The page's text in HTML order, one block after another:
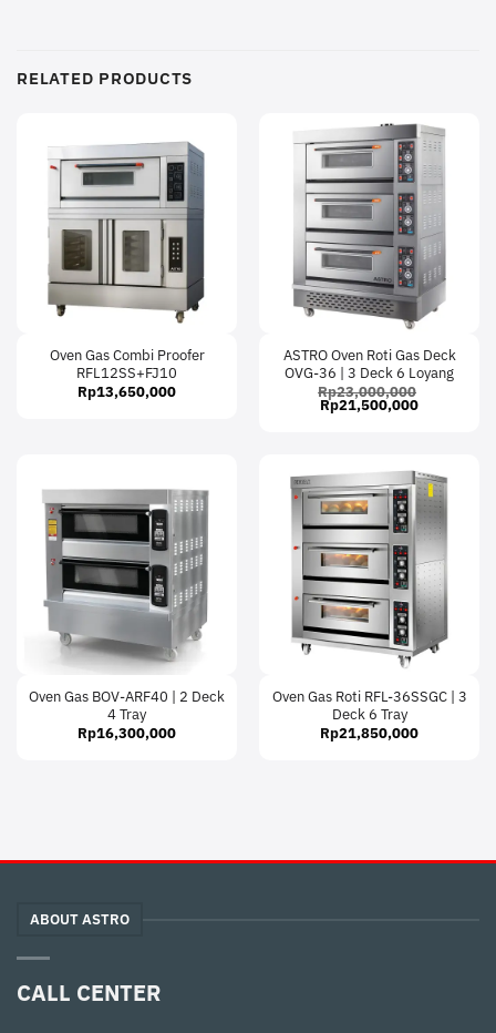
RELATED PRODUCTS
Oven Gas Combi Proofer
RFL12SS+FJ10
Rp13,650,000
ASTRO Oven Roti Gas Deck
OVG-36 | 3 Deck 6 Loyang
Rp23,000,000
Original
price
Rp21,500,000Current
Oven Gas BOV-ARF40 | 2 Deck
4 Tray
Rp16,300,000
Oven Gas Roti RFL-36SSGC | 3
Deck 6 Tray
Rp21,850,000
ABOUT ASTRO
CALL CENTER